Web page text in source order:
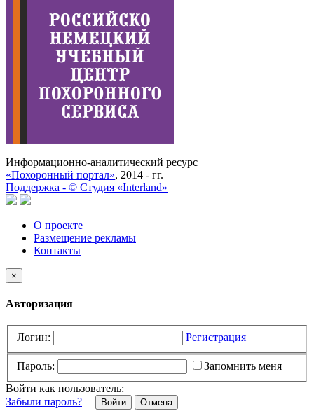
Информационно-аналитический ресурс
«Похоронный портал», 2014 - гг.
Поддержка - © Cтудия «Interland»
О проекте
Размещение рекламы
Контакты
×
Авторизация
Логин: Регистрация
Пароль:
Запомнить меня
Войти как пользователь:
Забыли пароль?
Отмена